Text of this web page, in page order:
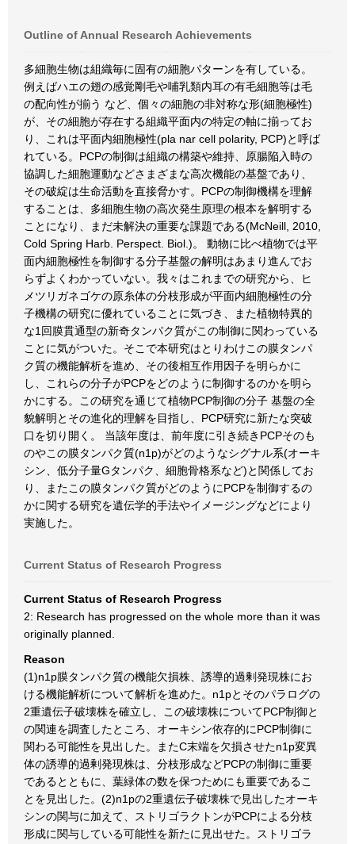
Outline of Annual Research Achievements
多細胞生物は組織毎に固有の細胞パターンを有している。
例えばハエの翅の感覚剛毛や哺乳類内耳の有毛細胞等は毛
の配向性が揃う など、個々の細胞の非対称な形(細胞極性)
が、その細胞が存在する組織平面内の特定の軸に揃ってお
り、これは平面内細胞極性(pla nar cell polarity, PCP)と呼ば
れている。PCPの制御は組織の構築や維持、原腸陥入時の
協調した細胞運動などさまざまな高次機能の基盤であり、
その破綻は生命活動を直接脅かす。PCPの制御機構を理解
することは、多細胞生物の高次発生原理の根本を解明する
ことになり、まだ未解決の重要な課題である(McNeill, 2010,
Cold Spring Harb. Perspect. Biol.)。 動物に比べ植物では平
面内細胞極性を制御する分子基盤の解明はあまり進んでお
らずよくわかっていない。我々はこれまでの研究から、ヒ
メツリガネゴケの原糸体の分枝形成が平面内細胞極性の分
子機構の研究に優れていることに気づき、また植物特異的
な1回膜貫通型の新奇タンパク質がこの制御に関わっている
ことに気がついた。そこで本研究はとりわけこの膜タンパ
ク質の機能解析を進め、その後相互作用因子を明らかに
し、これらの分子がPCPをどのように制御するのかを明ら
かにする。この研究を通じて植物PCP制御の分子 基盤の全
貌解明とその進化的理解を目指し、PCP研究に新たな突破
口を切り開く。 当該年度は、前年度に引き続きPCPそのも
のやこの膜タンパク質(n1p)がどのようなシグナル系(オーキ
シン、低分子量Gタンパク、細胞骨格系など)と関係してお
り、またこの膜タンパク質がどのようにPCPを制御するの
かに関する研究を遺伝学的手法やイメージングなどにより
実施した。
Current Status of Research Progress
Current Status of Research Progress
2: Research has progressed on the whole more than it was
originally planned.
Reason
(1)n1p膜タンパク質の機能欠損株、誘導的過剰発現株にお
ける機能解析について解析を進めた。n1pとそのパラログの
2重遺伝子破壊株を確立し、この破壊株についてPCP制御と
の関連を調査したところ、オーキシン依存的にPCP制御に
関わる可能性を見出した。またC末端を欠損させたn1p変異
体の誘導的過剰発現株は、分枝形成などPCPの制御に重要
であるとともに、葉緑体の数を保つためにも重要であるこ
とを見出した。(2)n1pの2重遺伝子破壊株で見出したオーキ
シンの関与に加えて、ストリゴラクトンがPCPによる分枝
形成に関与している可能性を新たに見出せた。ストリゴラ